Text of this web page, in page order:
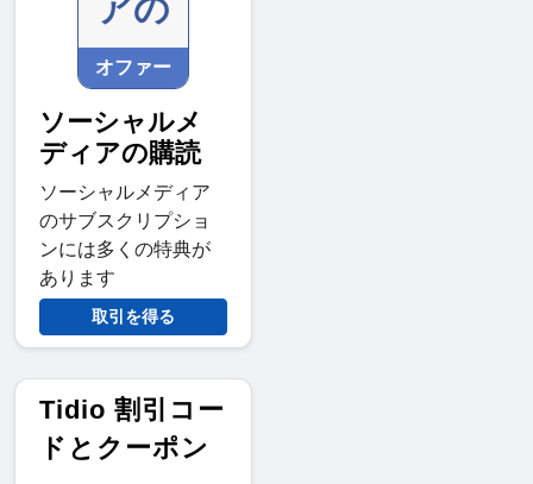
アの
オファー
ソーシャルメ
ディアの購読
ソーシャルメディア
のサブスクリプショ
ンには多くの特典が
あります
取引を得る
Tidio 割引コー
ドとクーポン